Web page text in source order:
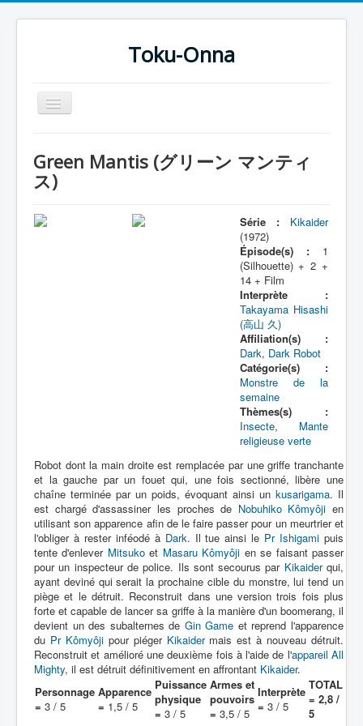
Toku-Onna
Basculer
la
Toku-Actrices
Séries
Jinzô ningen Kikaider (人造 人間
キカイダー) = Androïde Kikaider
Personnages
Mechas
Objets
Lieux
Épisodes
Chronologie
Références
Fanservice
Kikaider
Green Mantis (グリーン マンティ
ス)
Série :
Kikaider
(1972)
Épisode(s) :1
(Silhouette) + 2 +
14 + Film
Interprète :
Takayama Hisashi
(高山 久)
Affiliation(s) :
Dark, Dark Robot
Catégorie(s) :
Monstre de la
semaine
Thèmes(s) :
Insecte, Mante
religieuse verte
Robot dont la main droite est remplacée par une griffe tranchante
et la gauche par un fouet qui, une fois sectionné, libère une
chaîne terminée par un poids, évoquant ainsi un kusarigama. Il
est chargé d'assassiner les proches de Nobuhiko Kômyôji en
utilisant son apparence afin de le faire passer pour un meurtrier et
l'obliger à rester inféodé à Dark. Il tue ainsi le Pr Ishigami puis
tente d'enlever Mitsukoet Masaru Kômyôji en se faisant passer
pour un inspecteur de police. Ils sont secourus par Kikaiderqui,
ayant deviné qui serait la prochaine cible du monstre, lui tend un
piège et le détruit. Reconstruit dans une version trois fois plus
forte et capable de lancer sa griffe à la manière d'un boomerang, il
devient un des subalternes de Gin Game et reprend l'apparence
du Pr Kômyôjipour piéger Kikaidermais est à nouveau détruit.
Reconstruit et amélioré une deuxième fois à l'aide de l'appareil All
Mighty, il est détruit définitivement en affrontant Kikaider.
Personnage
= 3 / 5
Apparence
= 1,5 / 5
Puissance
physique
= 3 / 5
Armes et
pouvoirs
= 3,5 / 5
Interprète
= 3 / 5
TOTAL
= 2,8 /
5